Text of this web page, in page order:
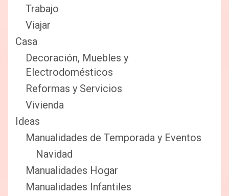
Trabajo
Viajar
Casa
Decoración, Muebles y
Electrodomésticos
Reformas y Servicios
Vivienda
Ideas
Manualidades de Temporada y Eventos
Navidad
Manualidades Hogar
Manualidades Infantiles